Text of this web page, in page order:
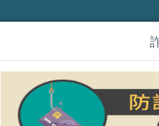
(en)小城門｜